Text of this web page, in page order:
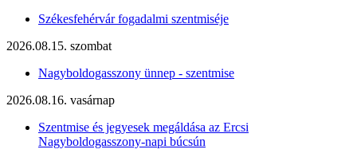
Székesfehérvár fogadalmi szentmiséje
2026.08.15. szombat
Nagyboldogasszony ünnep - szentmise
2026.08.16. vasárnap
Szentmise és jegyesek megáldása az Ercsi
Nagyboldogasszony-napi búcsún